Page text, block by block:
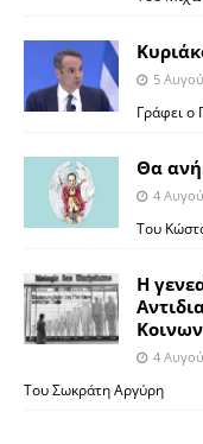
5
Γράφει ο
Θα
4
Του
Η
4
Του Σωκράτη Αργύρη